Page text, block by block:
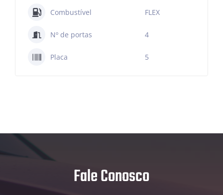
Combustível FLEX
Nº de portas 4
Placa 5
Fale Conosco